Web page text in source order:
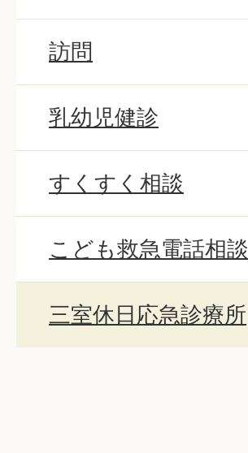
訪問
乳幼児健診
すくすく相談
こども救急電話相談
三室休日応急診療所